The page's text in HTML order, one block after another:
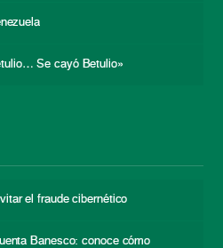
Se cayó Betulio»
el fraude cibernético
Banesco: conoce cómo